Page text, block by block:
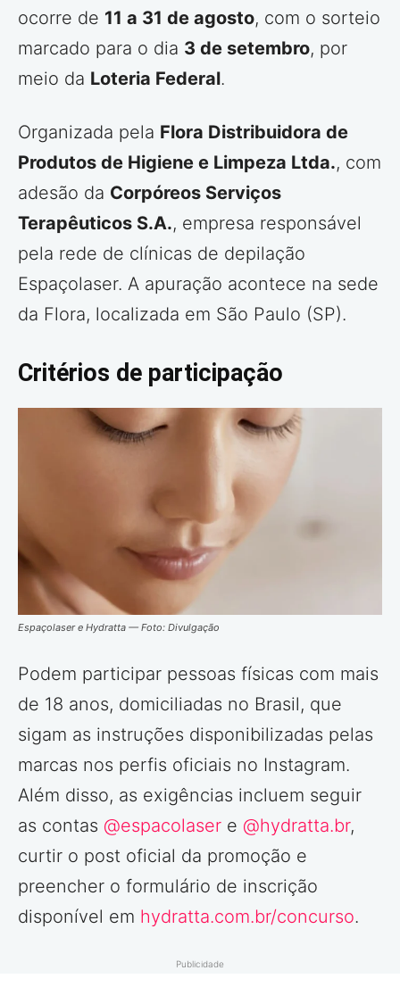
ocorre de 11 a 31 de agosto, com o sorteio
marcado para o dia 3 de setembro, por
meio da Loteria Federal.
Organizada pela Flora Distribuidora de
Produtos de Higiene e Limpeza Ltda., com
adesão da Corpóreos Serviços
Terapêuticos S.A., empresa responsável
pela rede de clínicas de depilação
Espaçolaser. A apuração acontece na sede
da Flora, localizada em São Paulo (SP).
Critérios de participação
Espaçolaser e Hydratta — Foto: Divulgação
Podem participar pessoas físicas com mais
de 18 anos, domiciliadas no Brasil, que
sigam as instruções disponibilizadas pelas
marcas nos perfis oficiais no Instagram.
Além disso, as exigências incluem seguir
as contas @espacolaser e @hydratta.br,
curtir o post oficial da promoção e
preencher o formulário de inscrição
disponível em hydratta.com.br/concurso.
Publicidade